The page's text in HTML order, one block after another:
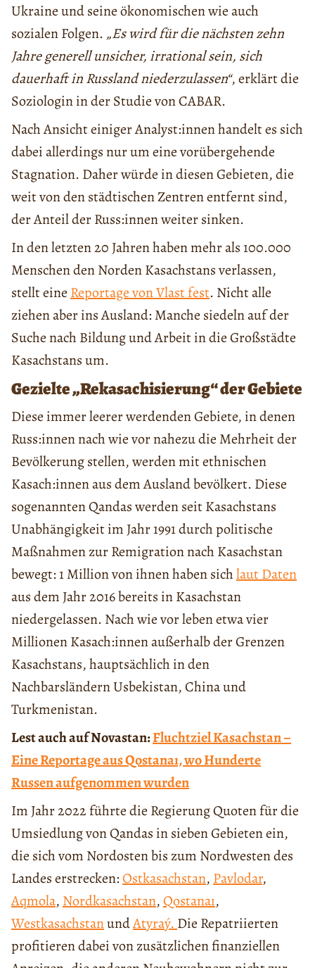
Ukraine und seine ökonomischen wie auch
sozialen Folgen. „Es wird für die nächsten zehn
Jahre generell unsicher, irrational sein, sich
dauerhaft in Russland niederzulassen“, erklärt die
Soziologin in der Studie von CABAR.
Nach Ansicht einiger Analyst:innen handelt es sich
dabei allerdings nur um eine vorübergehende
Stagnation. Daher würde in diesen Gebieten, die
weit von den städtischen Zentren entfernt sind,
der Anteil der Russ:innen weiter sinken.
In den letzten 20 Jahren haben mehr als 100.000
Menschen den Norden Kasachstans verlassen,
stellt eine Reportage von Vlast fest. Nicht alle
ziehen aber ins Ausland: Manche siedeln auf der
Suche nach Bildung und Arbeit in die Großstädte
Kasachstans um.
Gezielte „Rekasachisierung“ der Gebiete
Diese immer leerer werdenden Gebiete, in denen
Russ:innen nach wie vor nahezu die Mehrheit der
Bevölkerung stellen, werden mit ethnischen
Kasach:innen aus dem Ausland bevölkert. Diese
sogenannten Qandas werden seit Kasachstans
Unabhängigkeit im Jahr 1991 durch politische
Maßnahmen zur Remigration nach Kasachstan
bewegt: 1 Million von ihnen haben sichlaut Daten
aus dem Jahr 2016 bereits in Kasachstan
niedergelassen. Nach wie vor leben etwa vier
Millionen Kasach:innen außerhalb der Grenzen
Kasachstans, hauptsächlich in den
Nachbarsländern Usbekistan, China und
Turkmenistan.
Lest auch auf Novastan:Fluchtziel Kasachstan –
Eine Reportage aus Qostanaı, wo Hunderte
Russen aufgenommen wurden
Im Jahr 2022 führte die Regierung Quoten für die
Umsiedlung von Qandas in sieben Gebieten ein,
die sich vom Nordosten bis zum Nordwesten des
Landes erstrecken:Ostkasachstan, Pavlodar,
Aqmola, Nordkasachstan,Qostanaı,
WestkasachstanundAtyraý. Die Repatriierten
profitieren dabei von zusätzlichen finanziellen